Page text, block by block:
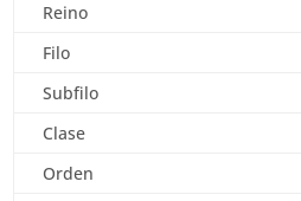
Reino
Filo
Subfilo
Clase
Orden